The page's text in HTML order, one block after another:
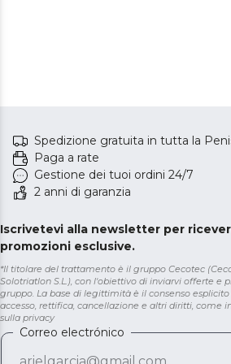
Spedizione gratuita in tutta la
Paga a rate
Gestione dei tuoi ordini 24/7
2 anni di garanzia
Iscrivetevi alla newsletter per
promozioni esclusive.
*Il titolare del trattamento è il gruppo Cecotec
Solotriatlon S.L.), con l'obiettivo di inviarvi offerte e
gruppo. La base di legittimità è il consenso
accesso, rettifica, cancellazione e altri diritti, come
sulla privacy
Correo electrónico